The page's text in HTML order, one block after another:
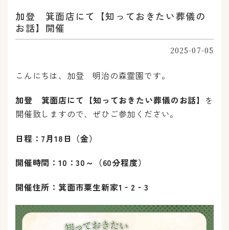
加登 箕面店にて【知っておきたい葬儀の
お話】開催
2025-07-05
こんにちは、加登 明治の森霊園です。
加登 箕面店にて【知っておきたい葬儀のお話】 を
開催致しますので、ぜひご参加ください。
日程：7月18日（金）
開催時間：10：30～（60分程度）
開催住所：箕面市粟生新家1‐2‐3